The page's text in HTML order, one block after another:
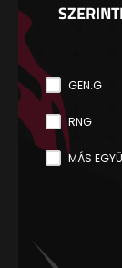
GEN.G
RNG
MÁS